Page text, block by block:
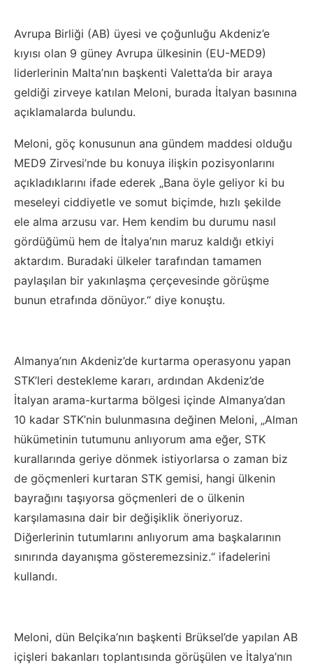
Avrupa Birliği (AB) üyesi ve çoğunluğu Akdeniz’e
kıyısı olan 9 güney Avrupa ülkesinin (EU-MED9)
liderlerinin Malta’nın başkenti Valetta’da bir araya
geldiği zirveye katılan Meloni, burada İtalyan basınına
açıklamalarda bulundu.
Meloni, göç konusunun ana gündem maddesi olduğu
MED9 Zirvesi’nde bu konuya ilişkin pozisyonlarını
açıkladıklarını ifade ederek „Bana öyle geliyor ki bu
meseleyi ciddiyetle ve somut biçimde, hızlı şekilde
ele alma arzusu var. Hem kendim bu durumu nasıl
gördüğümü hem de İtalya’nın maruz kaldığı etkiyi
aktardım. Buradaki ülkeler tarafından tamamen
paylaşılan bir yakınlaşma çerçevesinde görüşme
bunun etrafında dönüyor.“ diye konuştu.
Almanya’nın Akdeniz’de kurtarma operasyonu yapan
STK’leri destekleme kararı, ardından Akdeniz’de
İtalyan arama-kurtarma bölgesi içinde Almanya’dan
10 kadar STK’nin bulunmasına değinen Meloni, „Alman
hükümetinin tutumunu anlıyorum ama eğer, STK
kurallarında geriye dönmek istiyorlarsa o zaman biz
de göçmenleri kurtaran STK gemisi, hangi ülkenin
bayrağını taşıyorsa göçmenleri de o ülkenin
karşılamasına dair bir değişiklik öneriyoruz.
Diğerlerinin tutumlarını anlıyorum ama başkalarının
sınırında dayanışma gösteremezsiniz.“ ifadelerini
kullandı.
Meloni, dün Belçika’nın başkenti Brüksel’de yapılan AB
içişleri bakanları toplantısında görüşülen ve İtalya’nın